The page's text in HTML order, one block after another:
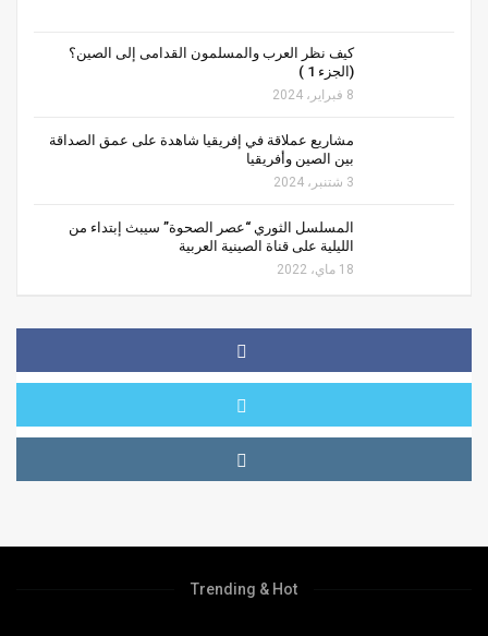
كيف نظر العرب والمسلمون القدامى إلى الصين؟
(الجزء 1 )
8 فبراير، 2024
مشاريع عملاقة في إفريقيا شاهدة على عمق الصداقة
بين الصين وأفريقيا
3 شتنبر، 2024
المسلسل الثوري “عصر الصحوة” سيبث إبتداء من
الليلية على قناة الصينية العربية
18 ماي، 2022
Trending & Hot